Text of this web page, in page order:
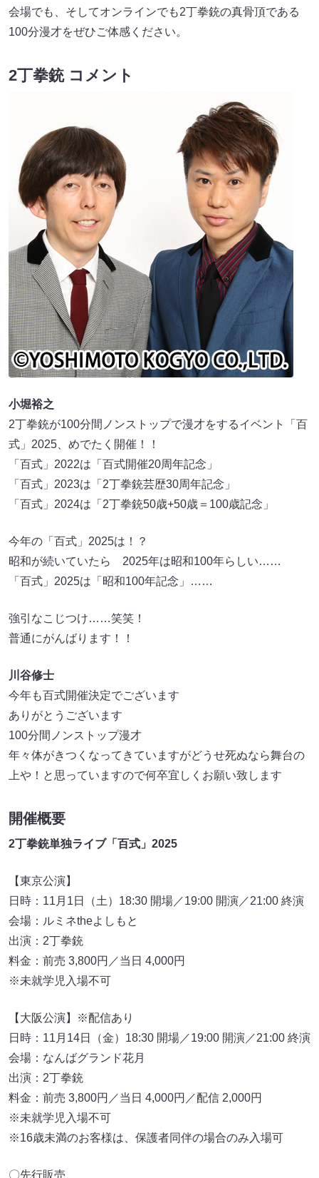
会場でも、そしてオンラインでも2丁拳銃の真骨頂である
100分漫才をぜひご体感ください。
2丁拳銃 コメント
小堀裕之
2丁拳銃が100分間ノンストップで漫才をするイベント「百
式」2025、めでたく開催！！
「百式」2022は「百式開催20周年記念」
「百式」2023は「2丁拳銃芸歴30周年記念」
「百式」2024は「2丁拳銃50歳+50歳＝100歳記念」
今年の「百式」2025は！？
昭和が続いていたら 2025年は昭和100年らしい……
「百式」2025は「昭和100年記念」……
強引なこじつけ……笑笑！
普通にがんばります！！
川谷修士
今年も百式開催決定でございます
ありがとうございます
100分間ノンストップ漫才
年々体がきつくなってきていますがどうせ死ぬなら舞台の
上や！と思っていますので何卒宜しくお願い致します
開催概要
2丁拳銃単独ライブ「百式」2025
【東京公演】
日時：11月1日（土）18:30 開場／19:00 開演／21:00 終演
会場：ルミネtheよしもと
出演：2丁拳銃
料金：前売 3,800円／当日 4,000円
※未就学児入場不可
【大阪公演】※配信あり
日時：11月14日（金）18:30 開場／19:00 開演／21:00 終演
会場：なんばグランド花月
出演：2丁拳銃
料金：前売 3,800円／当日 4,000円／配信 2,000円
※未就学児入場不可
※16歳未満のお客様は、保護者同伴の場合のみ入場可
〇先行販売